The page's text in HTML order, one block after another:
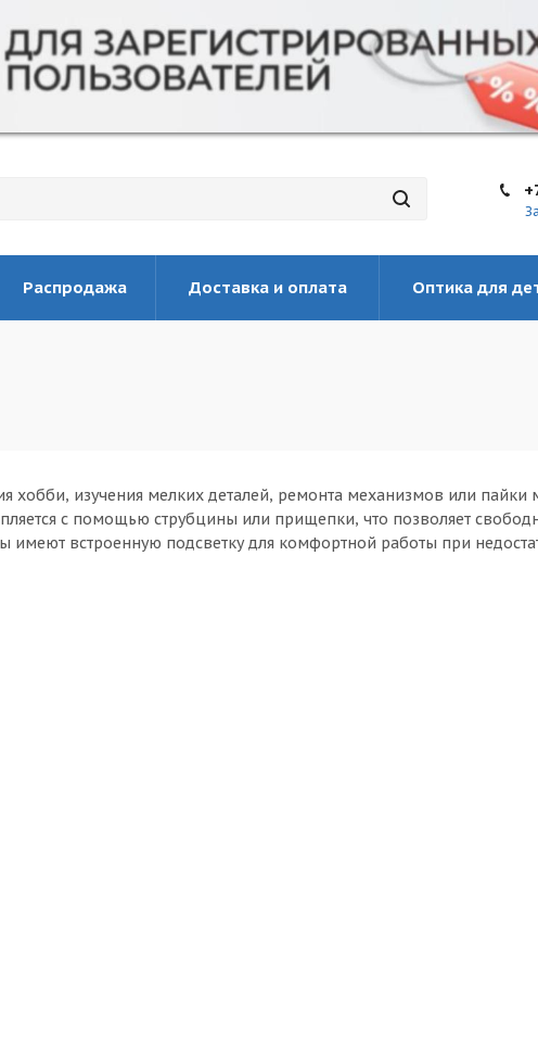
Распродажа Доставка и оплата Оптика для
хобби, изучения мелких деталей, ремонта механизмов или пайки
с помощью струбцины или прищепки, что позволяет
встроенную подсветку для комфортной работы при